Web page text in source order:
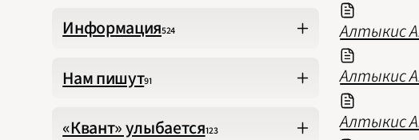
Информация524
Нам пишут91
«Квант» улыбается123
Алтыкис
Алтыкис
Алтыкис